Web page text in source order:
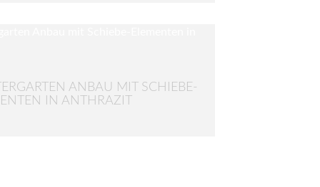
ANBAU MIT SCHIEBE-
IN ANTHRAZIT